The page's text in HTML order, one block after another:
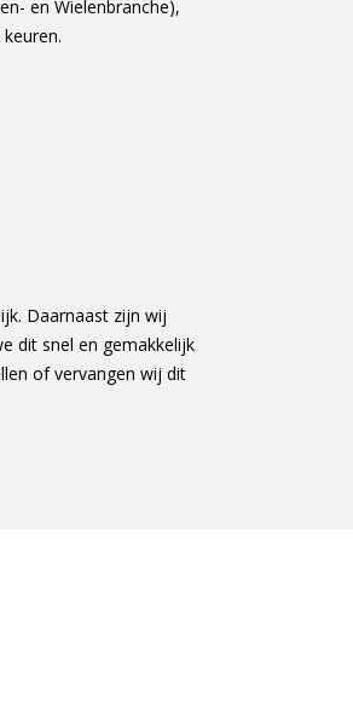
en Wielenbranche),
Daarnaast zijn wij
dit snel en gemakkelijk
of vervangen wij dit